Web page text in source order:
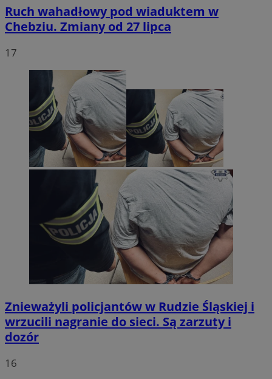
Ruch wahadłowy pod wiaduktem w
Chebziu. Zmiany od 27 lipca
17
Znieważyli policjantów w Rudzie Śląskiej i
wrzucili nagranie do sieci. Są zarzuty i
dozór
16